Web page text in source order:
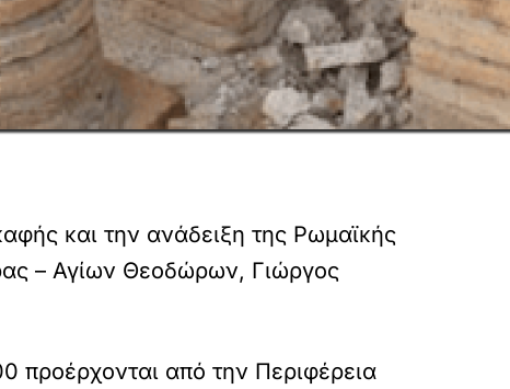
και την ανάδειξη της Ρωμαϊκής
– Αγίων Θεοδώρων, Γιώργος
προέρχονται από την Περιφέρεια